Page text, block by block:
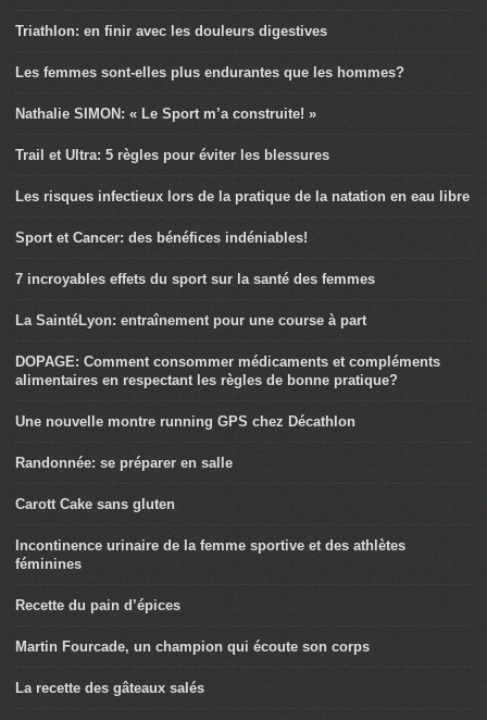
Triathlon: en finir avec les douleurs digestives
Les femmes sont-elles plus endurantes que les hommes?
Nathalie SIMON: « Le Sport m’a construite! »
Trail et Ultra: 5 règles pour éviter les blessures
Les risques infectieux lors de la pratique de la natation en eau libre
Sport et Cancer: des bénéfices indéniables!
7 incroyables effets du sport sur la santé des femmes
La SaintéLyon: entraînement pour une course à part
DOPAGE: Comment consommer médicaments et compléments
alimentaires en respectant les règles de bonne pratique?
Une nouvelle montre running GPS chez Décathlon
Randonnée: se préparer en salle
Carott Cake sans gluten
Incontinence urinaire de la femme sportive et des athlètes
féminines
Recette du pain d’épices
Martin Fourcade, un champion qui écoute son corps
La recette des gâteaux salés